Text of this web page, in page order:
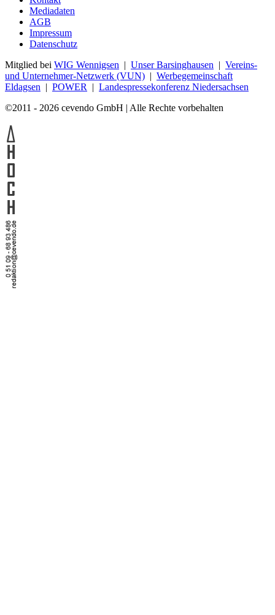
Mediadaten
AGB
Impressum
Datenschutz
Mitglied bei WIG Wennigsen | Unser Barsinghausen | Vereins-
und Unternehmer-Netzwerk (VUN) | Werbegemeinschaft
Eldagsen | POWER | Landespressekonferenz Niedersachsen
©2011 - 2026 cevendo GmbH | Alle Rechte vorbehalten